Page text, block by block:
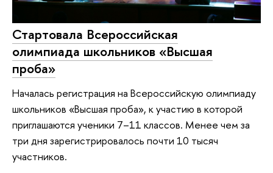
Стартовала Всероссийская
олимпиада школьников «Высшая
проба»
Началась регистрация на Всероссийскую олимпиаду
школьников «Высшая проба», к участию в которой
приглашаются ученики 7–11 классов. Менее чем за
три дня зарегистрировалось почти 10 тысяч
участников.